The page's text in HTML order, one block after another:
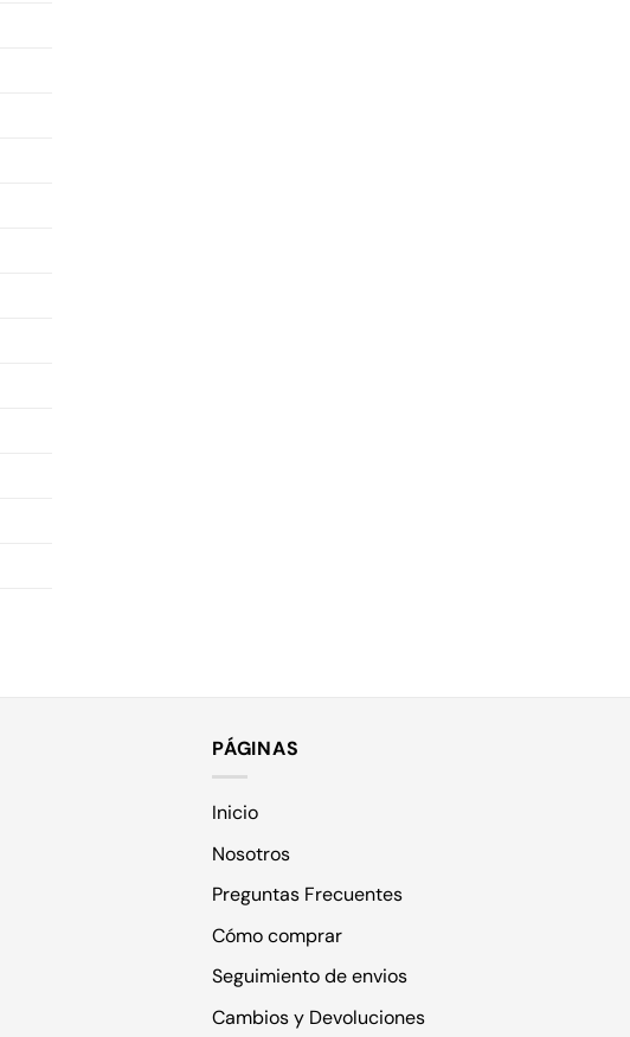
PÁGINAS
Inicio
Nosotros
Preguntas Frecuentes
Cómo comprar
Seguimiento de envios
Cambios y Devoluciones